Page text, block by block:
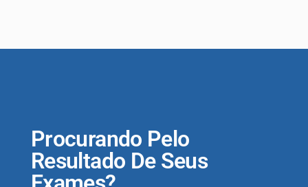
Procurando Pelo
Resultado De Seus